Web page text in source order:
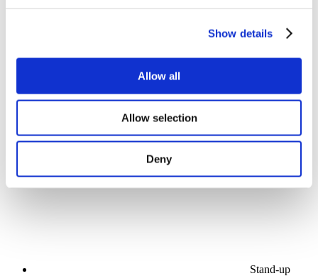
Show details
Allow all
Allow selection
Deny
Popmuusika
Stand-up